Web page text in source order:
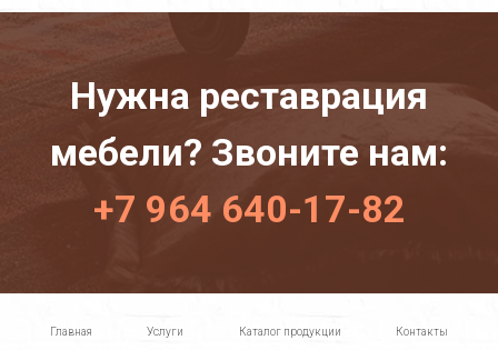
Контакты
Нужна реставрация
мебели? Звоните нам:
+7 964 640-17-82
Главная Услуги Каталог продукции Контакты